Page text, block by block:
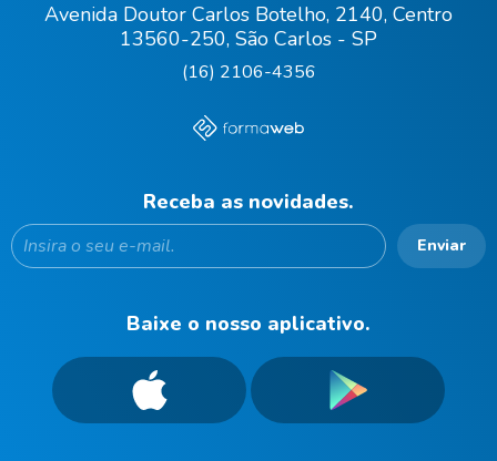
Avenida Doutor Carlos Botelho, 2140, Centro
13560-250, São Carlos - SP
(16) 2106-4356
Receba as novidades.
Enviar
Baixe o nosso aplicativo.